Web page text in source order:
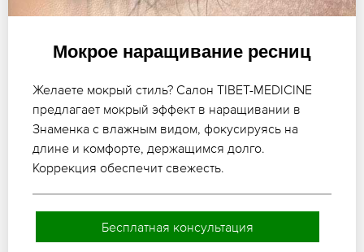
Мокрое наращивание ресниц
Желаете мокрый стиль? Салон TIBET-MEDICINE
предлагает мокрый эффект в наращивании в
Знаменка с влажным видом, фокусируясь на
длине и комфорте, держащимся долго.
Коррекция обеспечит свежесть.
Бесплатная консультация